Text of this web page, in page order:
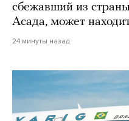
сбежавший из
Асада, может
24 минуты назад